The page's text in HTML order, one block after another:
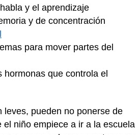
y el aprendizaje
y de concentración
para mover partes del
hormonas que controla el
leves, pueden no ponerse de
el niño empiece a ir a la escuela